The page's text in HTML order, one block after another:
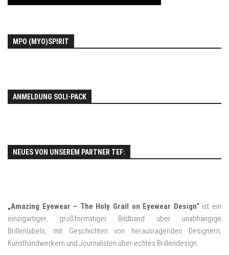
MPO (MYO)SPIRIT
ANMELDUNG SOLI-PACK
NEUES VON UNSEREM PARTNER TEF:
„Amazing Eyewear – The Holy Grail on Eyewear Design“ist ein
einzigartiger, großformatiger Bildband über unabhängige
Brillenlabels, mit Geschichten von herausragenden Designern,
Kunsthandwerkern und Journalisten über echtes Brillendesign.